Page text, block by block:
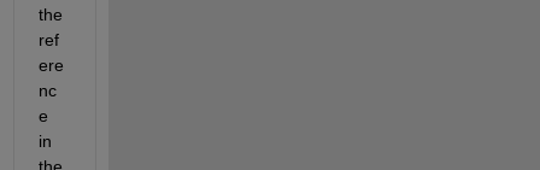
the
ref
ere
nc
e
in